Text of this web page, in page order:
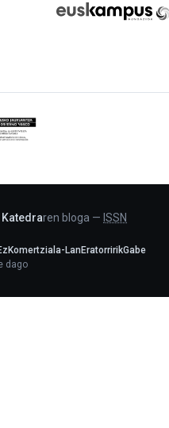
ren bloga — ISSN
LanEratorririkGabe
dago